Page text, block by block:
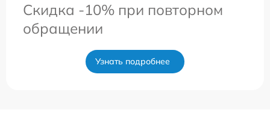
Скидка -10% при повторном
обращении
Узнать подробнее